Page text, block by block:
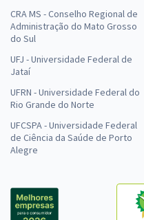
CRA MS - Conselho Regional de
Administração do Mato Grosso
do Sul
UFJ - Universidade Federal de
Jataí
UFRN - Universidade Federal do
Rio Grande do Norte
UFCSPA - Universidade Federal
de Ciência da Saúde de Porto
Alegre